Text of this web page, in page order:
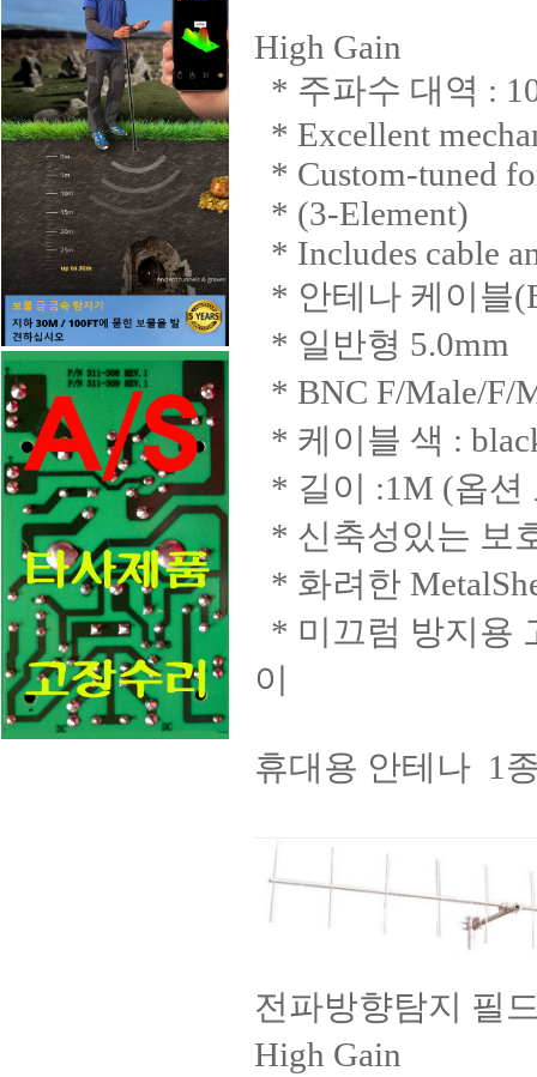
High Gain
* 주파수 대역 :
* Excellent
* Custom-tuned
* (3-Element)
* Includes cable
* 안테나 케이블
* 일반형 5.0mm
* BNC F/Male/F/
* 케이블 색 :
* 길이 :1M (옵션
* 신축성있는 보
* 화려한
* 미끄럼 방지용
이
휴대용 안테나 1
전파방향탐지 필
High Gain